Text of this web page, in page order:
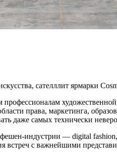
сателллит ярмарки
права, маркетинга,
даже самых технически
индустрии — digital
с важнейшими